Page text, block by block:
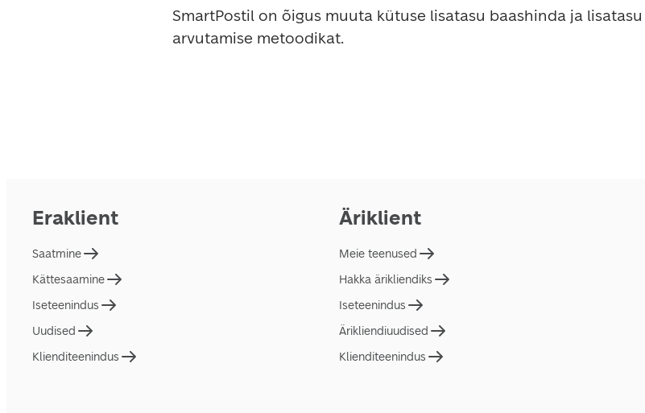
SmartPostil on õigus muuta kütuse lisatasu baas­hinda ja lisatasu
arvutamise metoodikat.
Eraklient
Saatmine
Kättesaamine
Iseteenindus
Uudised
Klienditeenindus
Äriklient
Meie teenused
Hakka ärikliendiks
Iseteenindus
Ärikliendiuudised
Klienditeenindus